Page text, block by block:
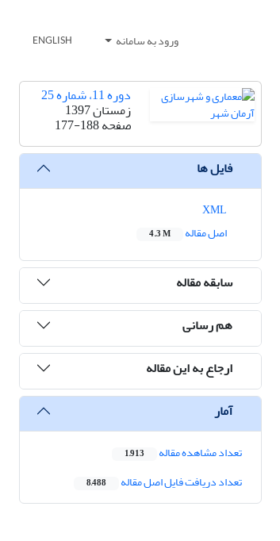
ورود به سامانه ENGLISH
دوره 11، شماره 25
زمستان 1397
صفحه177-188
فایل ها
اصل مقاله
4.3 M
سابقه مقاله
هم رسانی
ارجاع به این مقاله
آمار
تعداد مشاهده مقاله 1,913
تعداد دریافت فایل اصل مقاله 8,488